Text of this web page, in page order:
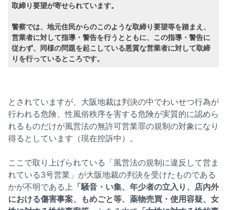
取締り要望が寄せられています。
警察では、地元住民からのこのような取締り要望等を踏まえ、
営業者に対して指導・警告を行うとともに、この指導・警告に
従わず、同様の問題を起こしている悪質な営業者に対して取締
りを行っているところです。
とされていますが、大阪地裁は判決の中でわいせつ行為が
行われる危険、性風俗秩序を害する危険が実質的に認めら
れるものだけが風営法の無許可営業罪の規制の対象になり
得るとしています（現在控訴中）。
ここで取り上げられている「風営法の規制に違反して営ま
れている3号営業」が大阪地裁の判決を受けたものである
かが不明である上 「騒音・い集、年少者の立入り、店内外
における傷害事案、もめごと等、薬物売買・使用容疑、女